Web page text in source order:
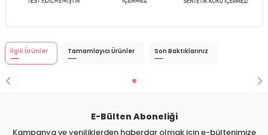
İlgili Ürünler Tamamlayıcı Ürünler Son Baktıklarınız
E-Bülten Aboneliği
Kampanya ve yeniliklerden haberdar olmak için e-bültenimize